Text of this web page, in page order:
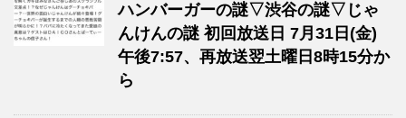
ハンバーガーの謎▽渋谷の謎▽じゃ
んけんの謎 初回放送日 7月31日(金)
午後7:57、再放送翌土曜日8時15分か
ら